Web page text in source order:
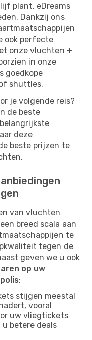
plant, eDreams
Dankzij ons
ook perfecte
onze vluchten +
in onze
goedkope
shuttles.
je volgende reis?
de beste
deze
beste prijzen te
van vluchten
breed scala aan
te
tegen de
geven we u ook
op uw
:
stijgen meestal
vooral
uw vliegtickets
betere deals